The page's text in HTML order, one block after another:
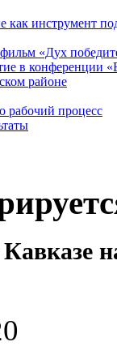
как инструмент
«Дух
в конференции
районе
рабочий процесс